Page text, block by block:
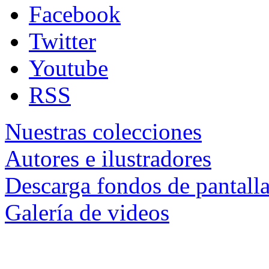
Facebook
Twitter
Youtube
RSS
Nuestras colecciones
Autores e ilustradores
Descarga fondos de
Galería de videos